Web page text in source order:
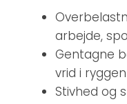
arbejde,
Gentagne
vrid i ryggen
Stivhed og